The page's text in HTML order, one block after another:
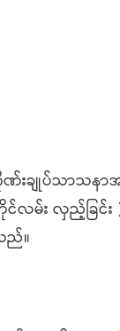
ဏ်းချုပ်သာသနာ
င်လမ်း လှည့်ခြင်
ည်။